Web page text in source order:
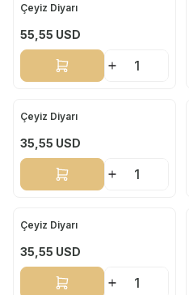
Yeni
Çeyiz Diyarı
55,55 USD
Sepete Ekle
Yeni
Çeyiz Diyarı
35,55 USD
Sepete Ekle
Yeni
Çeyiz Diyarı
35,55 USD
Sepete Ekle